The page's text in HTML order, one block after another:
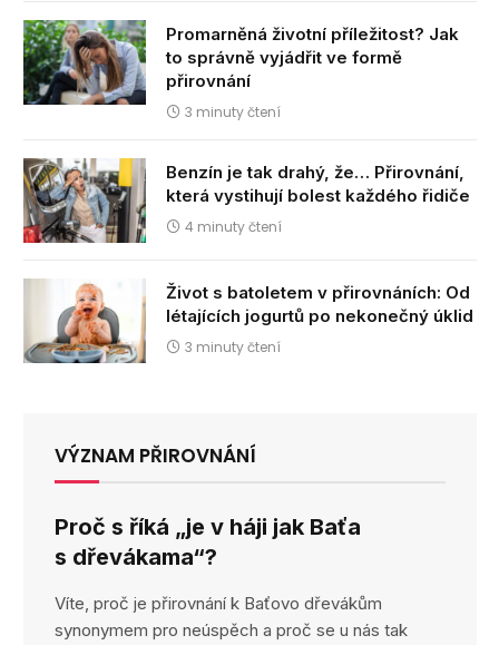
Promarněná životní příležitost? Jak
to správně vyjádřit ve formě
přirovnání
3 minuty čtení
Benzín je tak drahý, že… Přirovnání,
která vystihují bolest každého řidiče
4 minuty čtení
Život s batoletem v přirovnáních: Od
létajících jogurtů po nekonečný úklid
3 minuty čtení
VÝZNAM PŘIROVNÁNÍ
Proč s říká „je v háji jak Baťa
s dřevákama“?
Víte, proč je přirovnání k Baťovo dřevákům
synonymem pro neúspěch a proč se u nás tak